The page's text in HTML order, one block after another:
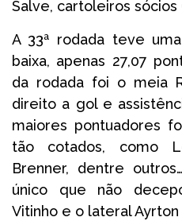
Salve, cartoleiros sócios
A 33ª rodada teve
baixa, apenas 27,07
da rodada foi o meia
direito a gol e
maiores pontuadores
tão cotados, como
Brenner, dentre
único que não
Vitinho e o lateral Ayrton